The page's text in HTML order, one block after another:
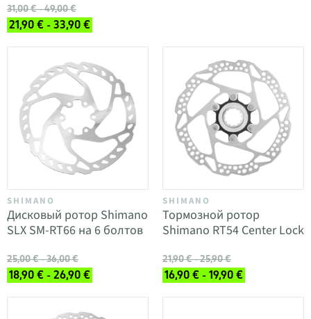
31,00 € - 49,00 €
21,90 € - 33,90 €
SHIMANO
Дисковый ротор Shimano
SLX SM-RT66 на 6 болтов
25,00 € - 36,00 €
18,90 € - 26,90 €
SHIMANO
Тормозной ротор
Shimano RT54 Center Lock
21,90 € - 25,90 €
16,90 € - 19,90 €